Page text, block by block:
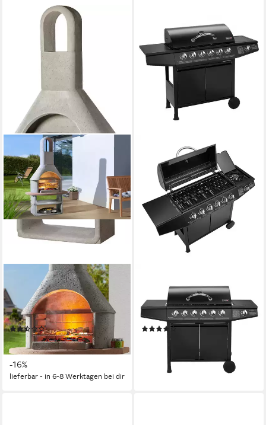
BUSCHBECK
Grillkamin Cortina, robuster
Beton-Kamin mit Grillrost,
BxTxH: 110x65x206 cm
(3)
209,90 € UVP249,00 €
19,17 €mtl. in 12 Raten
-16%
lieferbar - in 6-8 Werktagen bei dir
Gasgrill BASIC, Piezozündung,
Stabiler Grillwagen, viele
Ablagemöglichkeiten
(77)
299,99 €
mtl. in 24 Raten
lieferbar - in 5-6 Werktagen bei dir